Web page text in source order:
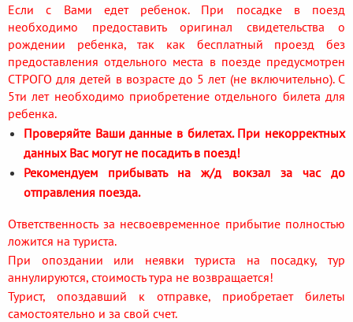
Если с Вами едет ребенок. При посадке в поезд
необходимо предоставить оригинал свидетельства о
рождении ребенка, так как бесплатный проезд без
предоставления отдельного места в поезде предусмотрен
СТРОГО для детей в возрасте до 5 лет (не включительно). С
5ти лет необходимо приобретение отдельного билета для
ребенка.
Проверяйте Ваши данные в билетах. При некорректных
данных Вас могут не посадить в поезд!
Рекомендуем прибывать на ж/д вокзал за час до
отправления поезда.
Ответственность за несвоевременное прибытие полностью
ложится на туриста.
При опоздании или неявки туриста на посадку, тур
аннулируются, стоимость тура не возвращается!
Турист, опоздавший к отправке, приобретает билеты
самостоятельно и за свой счет.